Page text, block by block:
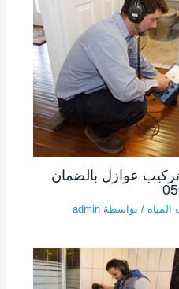
عوازل بالضمان
/ بواسطة admin